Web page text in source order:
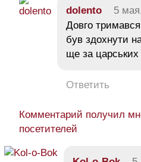
dolento 5
Довго
був здохнути на
ще за царських
Ответить
Комментарий получил
посетителей